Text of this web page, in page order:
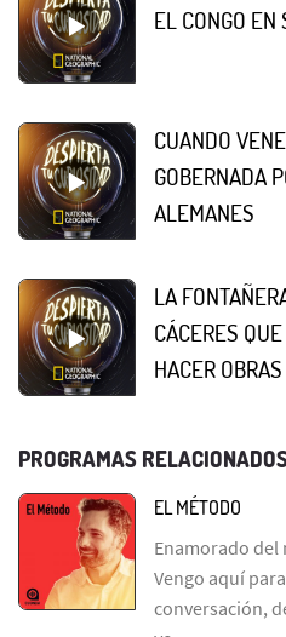
EL CONGO EN
CUANDO
GOBERNADA
ALEMANES
LA
CÁCERES
HACER
PROGRAMAS
EL MÉTODO
Enamorado del
Vengo aquí
conversación,